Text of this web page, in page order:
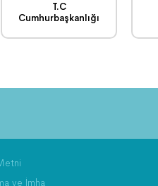
T.C
Cumhurbaşkanlığı
ve İmha